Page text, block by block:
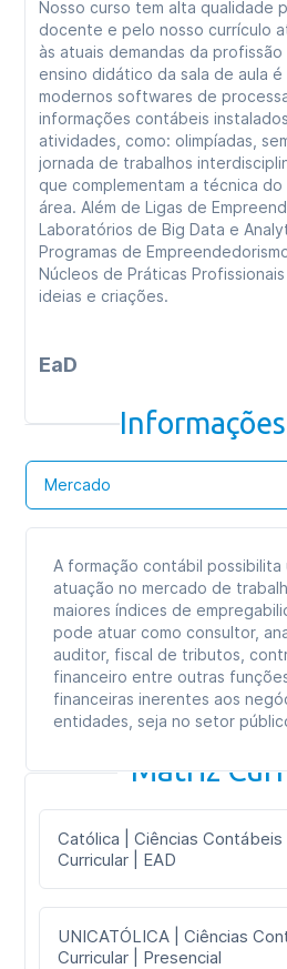
Nosso curso tem alta qualidade
docente e pelo nosso currículo
às atuais demandas da
ensino didático da sala de aula
modernos softwares de
informações contábeis
atividades, como: olimpíadas,
jornada de trabalhos
que complementam a técnica
área. Além de Ligas de
Laboratórios de Big Data e
Programas de
Núcleos de Práticas
ideias e criações.
EaD
Educação a Distância, por isso
flexibilidade de estudo e um
aulas serão em ambiente virtual
moderno e oferecemos
Mercado
A formação contábil possibilita
atuação no mercado de
maiores índices de
pode atuar como consultor,
auditor, fiscal de tributos,
financeiro entre outras
financeiras inerentes aos
entidades, seja no setor
Matriz
Católica | Ciências
Curricular | EAD
UNICATÓLICA | Ciências
Curricular | Presencial